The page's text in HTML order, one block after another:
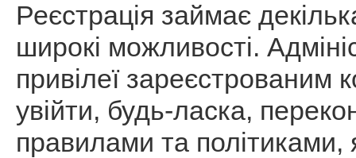
Реєстрація займає
широкі можливості.
привілеї зареєстрованим
увійти, будь-ласка,
правилами та політиками,